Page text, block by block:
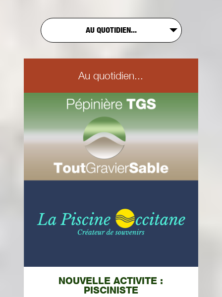
AU QUOTIDIEN...
Au quotidien...
NOUVELLE ACTIVITE :
PISCINISTE